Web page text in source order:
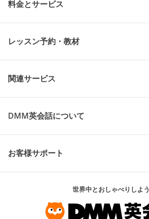
料金とサービス
レッスン予約・教材
関連サービス
DMM英会話について
お客様サポート
世界中とおしゃべりしよう